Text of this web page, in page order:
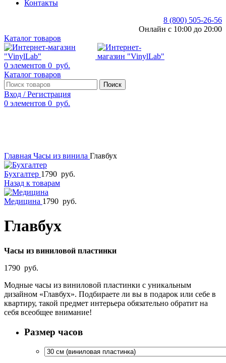
Контакты
8 (800) 505-26-56
Онлайн с 10:00 до 20:00
Каталог товаров
0 элементов 0 руб.
Каталог товаров
Поиск
Вход / Регистрация
0 элементов 0 руб.
Главная Часы из винила Главбух
Бухгалтер 1790 руб.
Назад к товарам
Медицина 1790 руб.
Главбух
Часы из виниловой пластинки
1790 руб.
Модные часы из виниловой пластинки с уникальным
дизайном «Главбух». Подбираете ли вы в подарок или себе в
квартиру, такой предмет интерьера обязательно обратит на
себя всеобщее внимание!
Размер часов